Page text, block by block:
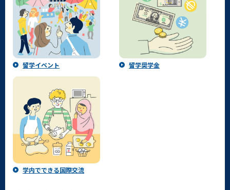
留学イベント 留学奨学金
学内でできる国際交流